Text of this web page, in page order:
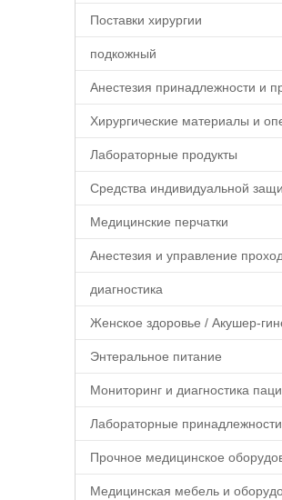
Поставки хирургии
подкожный
Лабораторные продукты
Медицинские перчатки
диагностика
Энтеральное питание
Лабораторные принадлежности